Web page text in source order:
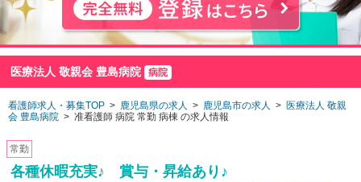
医療法人 敬親会 豊島病院 病院
看護師求人・募集TOP > 鹿児島県の求人 > 鹿児島市の求人 > 医療法人 敬親
会 豊島病院 > 准看護師 病院 常勤 病棟 の求人情報
常勤
各種休暇充実♪ 賞与・昇給あり♪